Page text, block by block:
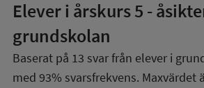
Elever i årskurs 5 -
grundskolan
Baserat på 13 svar från elever i
med 93% svarsfrekvens. Maxvärdet